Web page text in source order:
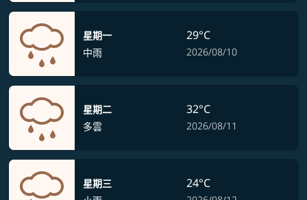
星期一
中雨
29°C
2026/08/10
星期二
多雲
32°C
2026/08/11
星期三
24°C